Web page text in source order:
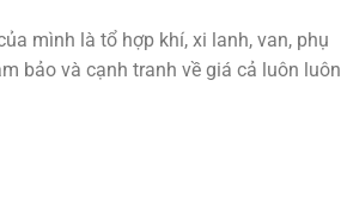
mình là tổ hợp khí, xi lanh, van, phụ
bảo và cạnh tranh về giá cả luôn luôn